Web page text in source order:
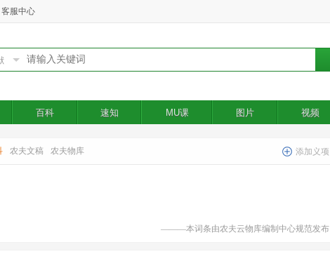
客服中心
百科 速知 MU课 图片 视频
农夫文稿 农夫物库 添加义项
———本词条由农夫云物库编制中心规范发布